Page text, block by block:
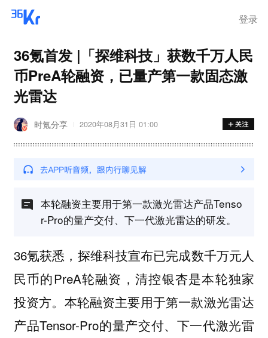
登录
36氪首发 |「探维科技」获数千万人民
币PreA轮融资，已量产第一款固态激
光雷达
时氪分享 2020年08月31日 01:00
本轮融资主要用于第一款激光雷达产品Tenso
r-Pro的量产交付、下一代激光雷达的研发。
36氪获悉，探维科技宣布已完成数千万元人
民币的PreA轮融资，清控银杏是本轮独家
投资方。本轮融资主要用于第一款激光雷达
产品Tensor-Pro的量产交付、下一代激光雷